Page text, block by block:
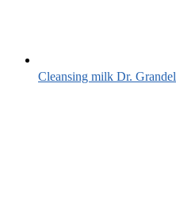
Cleansing milk Dr. Grandel